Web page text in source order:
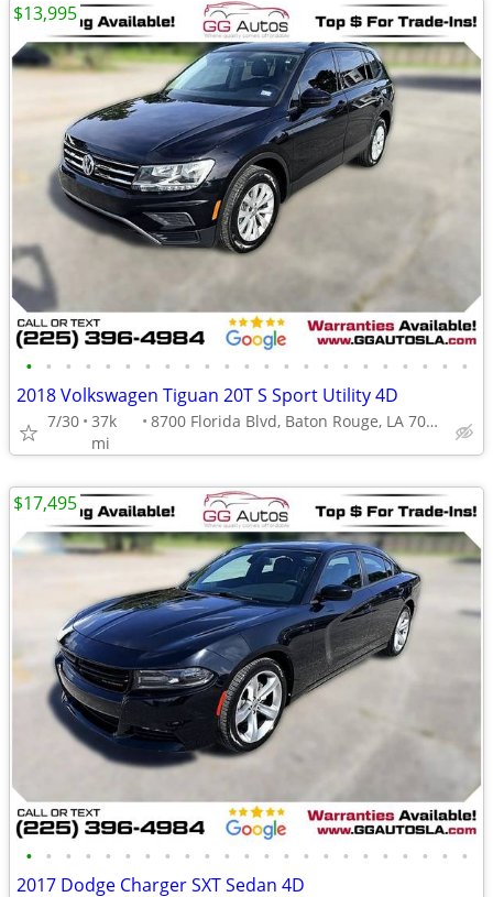
• • • • • • • • • • • • • • • • • • • • • • •
2018 Volkswagen Tiguan 20T S Sport Utility 4D
7/30 37k
mi
8700 Florida Blvd, Baton Rouge, LA 70815
$13,995
• • • • • • • • • • • • • • • • • • • • • • •
2017 Dodge Charger SXT Sedan 4D
$17,495